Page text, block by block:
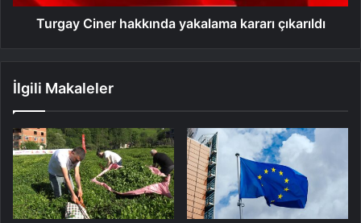
Turgay Ciner hakkında yakalama kararı çıkarıldı
İlgili Makaleler